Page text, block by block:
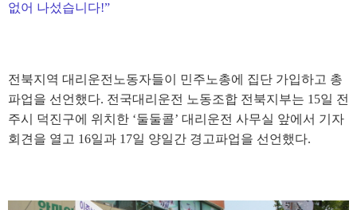
없어 나섰습니다!”
전북지역 대리운전노동자들이 민주노총에 집단 가입하고 총
파업을 선언했다. 전국대리운전 노동조합 전북지부는 15일 전
주시 덕진구에 위치한 ‘둘둘콜’ 대리운전 사무실 앞에서 기자
회견을 열고 16일과 17일 양일간 경고파업을 선언했다.